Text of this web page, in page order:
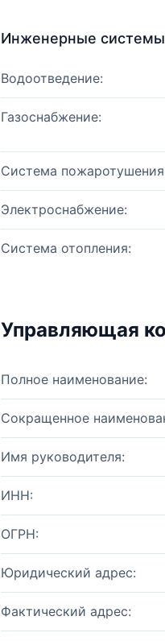
Инженерные системы
Водоотведение:
Газоснабжение:
Система
Электроснабжение:
Система отопления:
Управляющая
Полное наименование:
Сокращенное
Имя руководителя:
ИНН:
ОГРН:
Юридический адрес:
Фактический адрес: